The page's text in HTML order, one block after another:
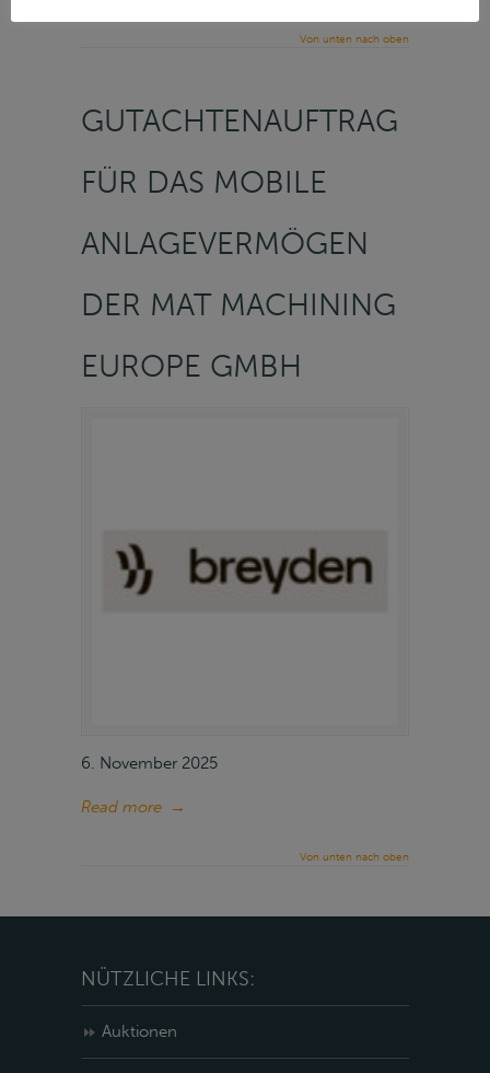
Von unten nach oben
GUTACHTENAUFTRAG
FÜR DAS MOBILE
ANLAGEVERMÖGEN
DER MAT MACHINING
EUROPE GMBH
6. November 2025
Read more →
Von unten nach oben
NÜTZLICHE LINKS:
Auktionen